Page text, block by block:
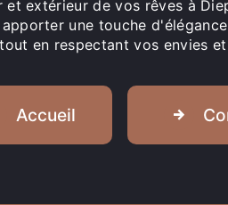
et extérieur de vos rêves à
apporter une touche
en respectant vos envies
Accueil